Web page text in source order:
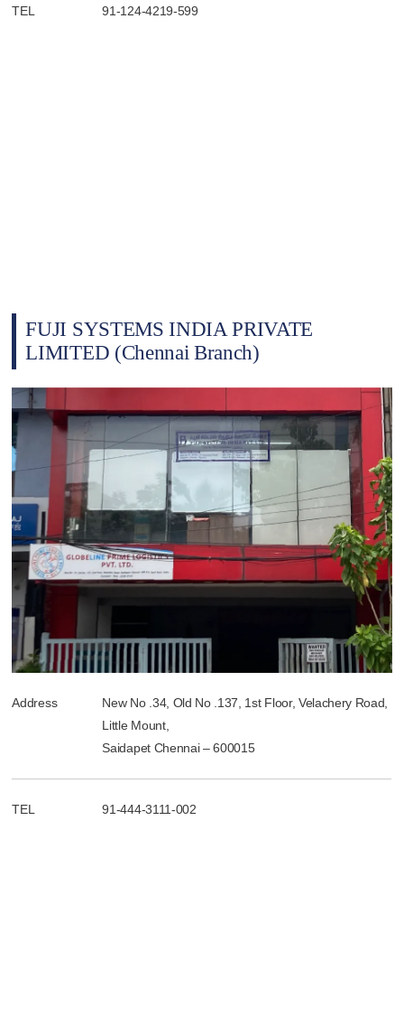
TEL 91-124-4219-599
FUJI SYSTEMS INDIA PRIVATE
LIMITED (Chennai Branch)
Address
New No .34, Old No .137, 1st Floor, Velachery Road,
Little Mount,
Saidapet Chennai ‒ 600015
TEL 91-444-3111-002